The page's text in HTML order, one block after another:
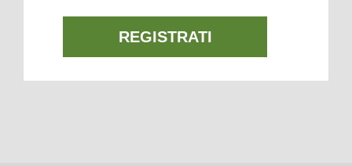
REGISTRATI